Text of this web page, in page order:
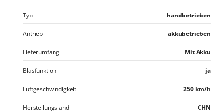
Tecla
TecnoGen
Tellarini Pompe
Telwin
Tenco
Tineco
Typ handbetrieben
Antrieb akkubetrieben
Lieferumfang Mit Akku
Blasfunktion ja
Luftgeschwindigkeit 250 km/h
Herstellungsland CHN